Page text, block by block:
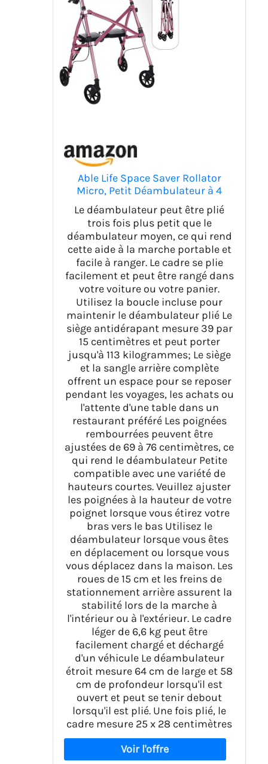
Able Life Space Saver Rollator
Micro, Petit Déambulateur à 4
Roues avec Siège et Freins,
Déambulateur Pliant pour les
Seniors Courts, Rose Royale
Le déambulateur peut être plié
trois fois plus petit que le
déambulateur moyen, ce qui rend
cette aide à la marche portable et
facile à ranger. Le cadre se plie
facilement et peut être rangé dans
votre voiture ou votre panier.
Utilisez la boucle incluse pour
maintenir le déambulateur plié Le
siège antidérapant mesure 39 par
15 centimètres et peut porter
jusqu'à 113 kilogrammes; Le siège
et la sangle arrière complète
offrent un espace pour se reposer
pendant les voyages, les achats ou
l'attente d'une table dans un
restaurant préféré Les poignées
rembourrées peuvent être
ajustées de 69 à 76 centimètres, ce
qui rend le déambulateur Petite
compatible avec une variété de
hauteurs courtes. Veuillez ajuster
les poignées à la hauteur de votre
poignet lorsque vous étirez votre
bras vers le bas Utilisez le
déambulateur lorsque vous êtes
en déplacement ou lorsque vous
vous déplacez dans la maison. Les
roues de 15 cm et les freins de
stationnement arrière assurent la
stabilité lors de la marche à
l'intérieur ou à l'extérieur. Le cadre
léger de 6,6 kg peut être
facilement chargé et déchargé
d'un véhicule Le déambulateur
étroit mesure 64 cm de large et 58
cm de profondeur lorsqu'il est
ouvert et peut se tenir debout
lorsqu'il est plié. Une fois plié, le
cadre mesure 25 x 28 centimètres